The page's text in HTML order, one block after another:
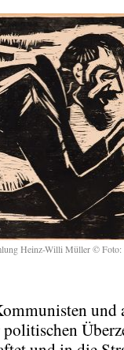
Heinz-Willi Müller ©
und